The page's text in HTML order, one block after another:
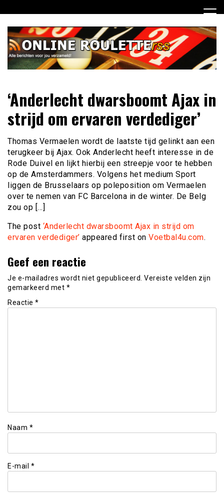
naar
inhoud
Online Roulette RSS
verzameld
‘Anderlecht dwarsboomt Ajax in
strijd om ervaren verdediger’
Thomas Vermaelen wordt de laatste tijd gelinkt aan een
terugkeer bij Ajax. Ook Anderlecht heeft interesse in de
Rode Duivel en lijkt hierbij een streepje voor te hebben
op de Amsterdammers. Volgens het medium Sport
liggen de Brusselaars op poleposition om Vermaelen
over te nemen van FC Barcelona in de winter. De Belg
zou op […]
The post ‘Anderlecht dwarsboomt Ajax in strijd om
ervaren verdediger’ appeared first on Voetbal4u.com.
Geef een reactie
Je e-mailadres wordt niet gepubliceerd. Vereiste velden zijn
gemarkeerd met *
Reactie *
Naam *
E-mail *